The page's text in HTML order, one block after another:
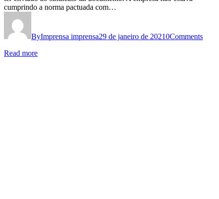
cumprindo a norma pactuada com…
ByImprensa imprensa29 de janeiro de 20210Comments
Read more